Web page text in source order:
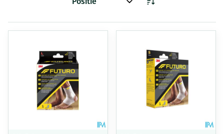
Sorteer op: